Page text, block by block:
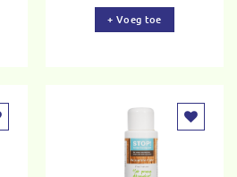
+ Voeg toe
Toevoegen
verlanglijst